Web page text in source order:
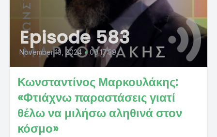
Episode 583
November 13, 2024 • 00:17:39
Κωνσταντίνος Μαρκουλάκης:
«Φτιάχνω παραστάσεις γιατί
θέλω να μιλήσω αληθινά στον
κόσμο»